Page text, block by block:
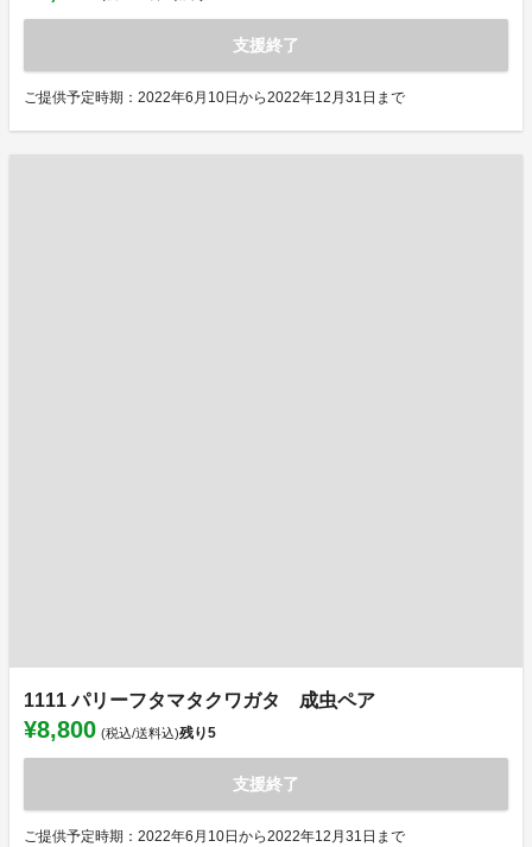
支援終了
ご提供予定時期：2022年6月10日から2022年12月31日まで
1111 パリーフタマタクワガタ 成虫ペア
¥8,800 (税込/送料込)残り5
支援終了
ご提供予定時期：2022年6月10日から2022年12月31日まで